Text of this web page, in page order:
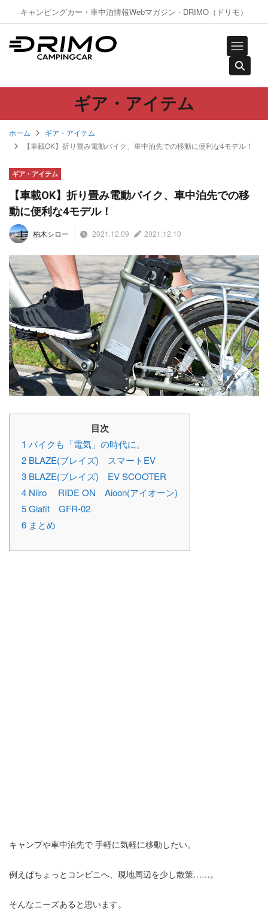
キャンピングカー・車中泊情報Webマガジン - DRIMO（ドリモ）
ギア・アイテム
ホーム
ギア・アイテム
【車載OK】折り畳み電動バイク、車中泊先での移動に便利な4モデル！
ギア・アイテム
【車載OK】折り畳み電動バイク、車中泊先での移
動に便利な4モデル！
柏木シロー 2021.12.09 2021.12.10
目次
1 バイクも「電気」の時代に。
2 BLAZE(ブレイズ) スマートEV
3 BLAZE(ブレイズ) EV SCOOTER
4 Niiro RIDE ON Aioon(アイオーン)
5Glafit GFR-02
6 まとめ
キャンプや車中泊先で 手軽に気軽に移動したい。
例えばちょっとコンビニへ、現地周辺を少し散策……。
そんなニーズあると思います。